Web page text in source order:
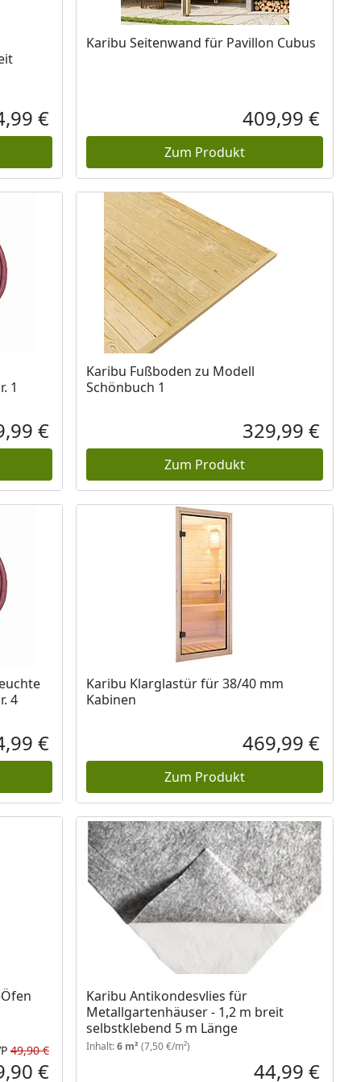
Aktueller Preis
€
Karibu Seitenwand für Pavillon Cubus
409,99 €
Zum Produkt
1
Aktueller Preis
€
Karibu Fußboden zu Modell
Schönbuch 1
329,99 €
Zum Produkt
4
Aktueller Preis
€
Karibu Klarglastür für 38/40 mm
Kabinen
469,99 €
Zum Produkt
Rabatt in Prozent
Ursprünglicher Preis
49,90 €
€
Karibu Antikondesvlies für
Metallgartenhäuser - 1,2 m breit
selbstklebend 5 m Länge
Inhalt:6 m² (7,50 €/m²)
44,99 €